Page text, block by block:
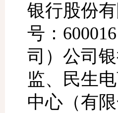
银行股份
号： 600016
司）公司
监、民生
中心（有